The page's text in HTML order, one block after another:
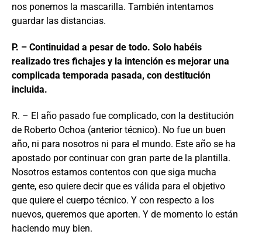
nos ponemos la mascarilla. También intentamos
guardar las distancias.
P. – Continuidad a pesar de todo. Solo habéis
realizado tres fichajes y la intención es mejorar una
complicada temporada pasada, con destitución
incluida.
R. – El año pasado fue complicado, con la destitución
de Roberto Ochoa (anterior técnico). No fue un buen
año, ni para nosotros ni para el mundo. Este año se ha
apostado por continuar con gran parte de la plantilla.
Nosotros estamos contentos con que siga mucha
gente, eso quiere decir que es válida para el objetivo
que quiere el cuerpo técnico. Y con respecto a los
nuevos, queremos que aporten. Y de momento lo están
haciendo muy bien.